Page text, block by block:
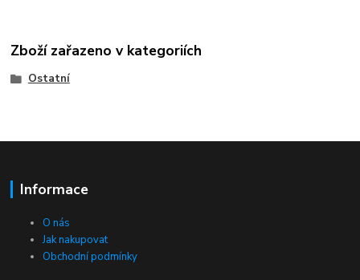
Zboží zařazeno v kategoriích
Ostatní
Informace
O nás
Jak nakupovat
Obchodní podmínky